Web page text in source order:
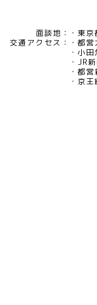
面談地：
東
交通アクセス：
都営
小田
JR
都営
京王